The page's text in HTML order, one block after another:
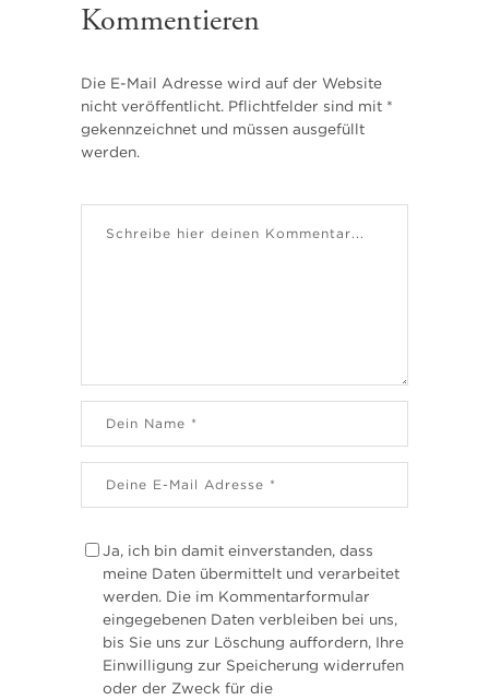
Kommentieren
Die E-Mail Adresse wird auf der Website
nicht veröffentlicht. Pflichtfelder sind mit *
gekennzeichnet und müssen ausgefüllt
werden.
Ja, ich bin damit einverstanden, dass
meine Daten übermittelt und verarbeitet
werden. Die im Kommentarformular
eingegebenen Daten verbleiben bei uns,
bis Sie uns zur Löschung auffordern, Ihre
Einwilligung zur Speicherung widerrufen
oder der Zweck für die